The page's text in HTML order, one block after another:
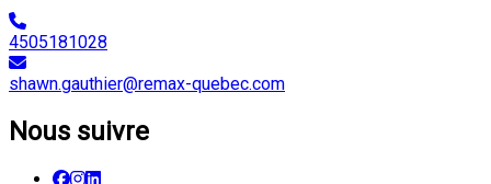
4505181028
shawn.gauthier@remax-quebec.com
Nous suivre